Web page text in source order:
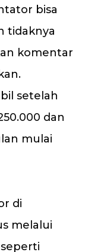
bisa
tidaknya
komentar
setelah
dan
mulai
di
melalui